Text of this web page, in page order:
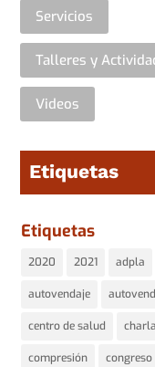
Servicios
Talleres y
Videos
Etiquetas
Etiquetas
2020 2021 adpla
autovendaje
centro de salud
compresión congreso